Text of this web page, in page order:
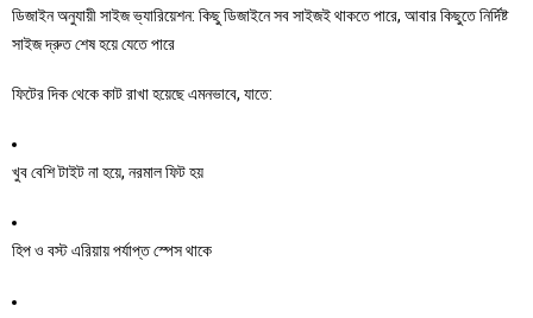
ডিজাইন অনুযায়ী সাইজ ভ্যারিয়েশন: কিছু ডিজাইনে সব সাইজই থাকতে পারে, আবার কিছুতে নির্দিষ্ট
সাইজ দ্রুত শেষ হয়ে যেতে পারে
ফিটের দিক থেকে কাট রাখা হয়েছে এমনভাবে, যাতে:
খুব বেশি টাইট না হয়ে, নরমাল ফিট হয়
হিপ ও বস্ট এরিয়ায় পর্যাপ্ত স্পেস থাকে